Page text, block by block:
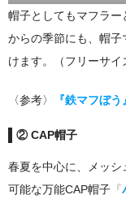
帽子としてもマフラ
からの季節にも、帽
けます。（フリーサイ
〈参考〉 『鉄マフぼ
② CAP帽子
春夏を中心に、メッ
可能な万能CAP帽子 『